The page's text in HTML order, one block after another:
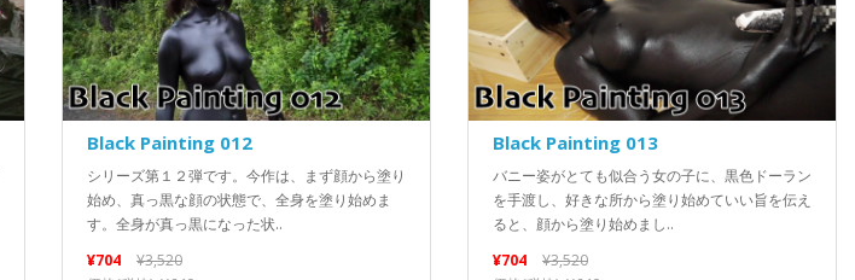
Black Painting 012
シリーズ第１２弾です。今作は、まず顔から塗り
始め、真っ黒な顔の状態で、全身を塗り始めま
す。全身が真っ黒になった状..
¥704
¥3,520
Black Painting 013
バニー姿がとても似合う女の子に、黒色ドーラン
を手渡し、好きな所から塗り始めていい旨を伝え
ると、顔から塗り始めまし..
¥704
¥3,520